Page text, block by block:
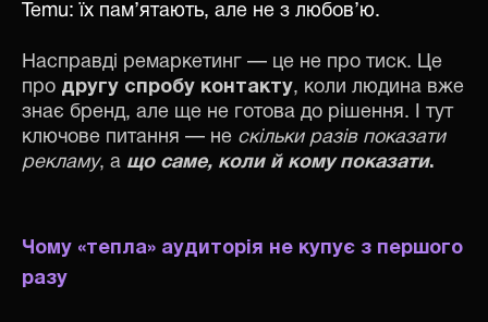
Temu: їх пам’ятають, але не з любов’ю.
Насправді ремаркетинг — це не про тиск. Це
про другу спробу контакту, коли людина вже
знає бренд, але ще не готова до рішення. І тут
ключове питання — не скільки разів показати
рекламу, а що саме, коли й кому показати.
Чому «тепла» аудиторія не купує з першого
разу